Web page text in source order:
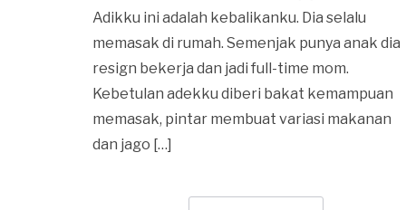
Adikku ini adalah kebalikanku. Dia selalu
memasak di rumah. Semenjak punya anak dia
resign bekerja dan jadi full-time mom.
Kebetulan adekku diberi bakat kemampuan
memasak, pintar membuat variasi makanan
dan jago […]